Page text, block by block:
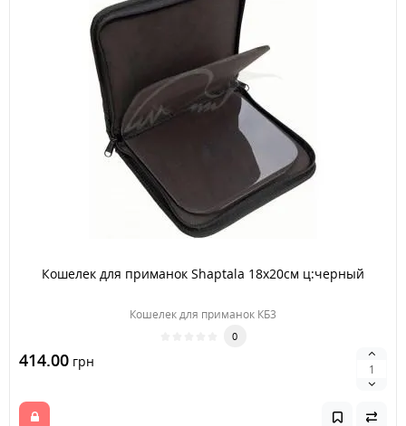
Кошелек для приманок Shaptala 18х20см ц:черный
Кошелек для приманок КБ3
0
414.00 грн